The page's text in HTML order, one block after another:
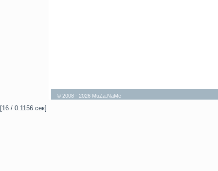
© 2008 - 2026 MuZa.NaMe
[16 / 0.1156 сек]